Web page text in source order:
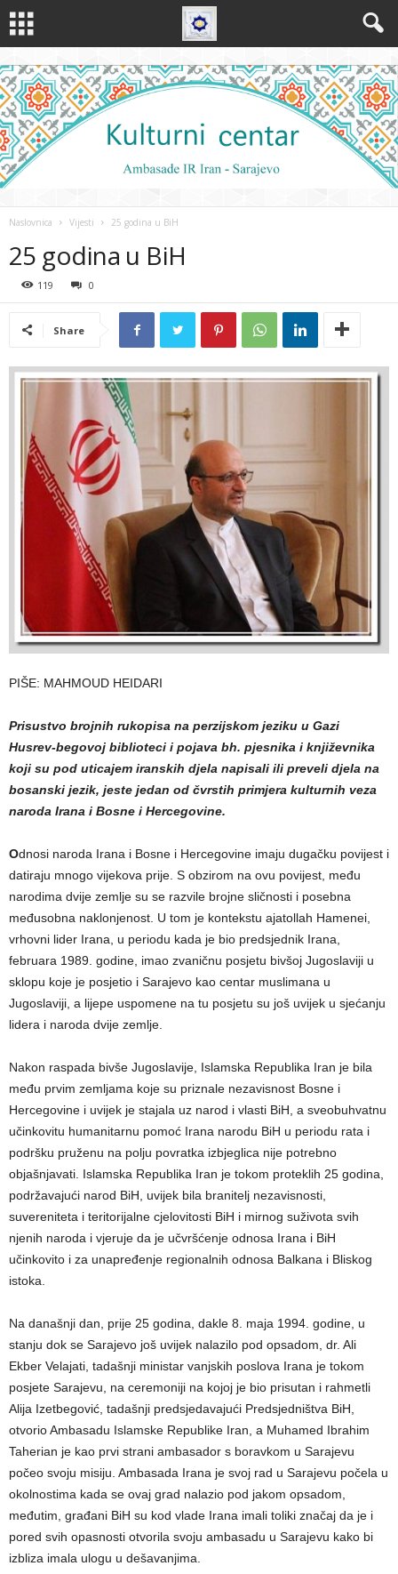
Naslovnica Vijesti 25 godina u BiH
25 godina u BiH
119 0
Share
PIŠE: MAHMOUD HEIDARI
Prisustvo brojnih rukopisa na perzijskom jeziku u Gazi
Husrev-begovoj biblioteci i pojava bh. pjesnika i književnika
koji su pod uticajem iranskih djela napisali ili preveli djela na
bosanski jezik, jeste jedan od čvrstih primjera kulturnih veza
naroda Irana i Bosne i Hercegovine.
Odnosi naroda Irana i Bosne i Hercegovine imaju dugačku povijest i
datiraju mnogo vijekova prije. S obzirom na ovu povijest, među
narodima dvije zemlje su se razvile brojne sličnosti i posebna
međusobna naklonjenost. U tom je kontekstu ajatollah Hamenei,
vrhovni lider Irana, u periodu kada je bio predsjednik Irana,
februara 1989. godine, imao zvaničnu posjetu bivšoj Jugoslaviji u
sklopu koje je posjetio i Sarajevo kao centar muslimana u
Jugoslaviji, a lijepe uspomene na tu posjetu su još uvijek u sjećanju
lidera i naroda dvije zemlje.
Nakon raspada bivše Jugoslavije, Islamska Republika Iran je bila
među prvim zemljama koje su priznale nezavisnost Bosne i
Hercegovine i uvijek je stajala uz narod i vlasti BiH, a sveobuhvatnu
učinkovitu humanitarnu pomoć Irana narodu BiH u periodu rata i
podršku pruženu na polju povratka izbjeglica nije potrebno
objašnjavati. Islamska Republika Iran je tokom proteklih 25 godina,
podržavajući narod BiH, uvijek bila branitelj nezavisnosti,
suvereniteta i teritorijalne cjelovitosti BiH i mirnog suživota svih
njenih naroda i vjeruje da je učvršćenje odnosa Irana i BiH
učinkovito i za unapređenje regionalnih odnosa Balkana i Bliskog
istoka.
Na današnji dan, prije 25 godina, dakle 8. maja 1994. godine, u
stanju dok se Sarajevo još uvijek nalazilo pod opsadom, dr. Ali
Ekber Velajati, tadašnji ministar vanjskih poslova Irana je tokom
posjete Sarajevu, na ceremoniji na kojoj je bio prisutan i rahmetli
Alija Izetbegović, tadašnji predsjedavajući Predsjedništva BiH,
otvorio Ambasadu Islamske Republike Iran, a Muhamed Ibrahim
Taherian je kao prvi strani ambasador s boravkom u Sarajevu
počeo svoju misiju. Ambasada Irana je svoj rad u Sarajevu počela u
okolnostima kada se ovaj grad nalazio pod jakom opsadom,
međutim, građani BiH su kod vlade Irana imali toliki značaj da je i
pored svih opasnosti otvorila svoju ambasadu u Sarajevu kako bi
izbliza imala ulogu u dešavanjima.